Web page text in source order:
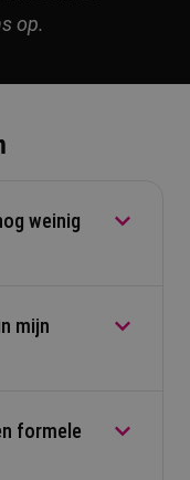
op.
weinig
en
ook als
mijn
beter feedback
Dat maakt je
formele